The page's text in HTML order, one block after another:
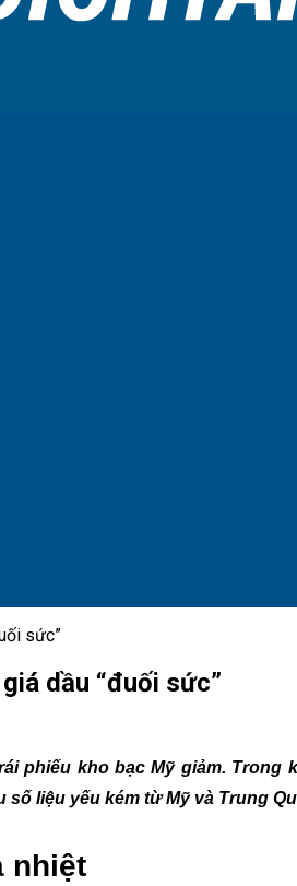
sức”
dầu “đuối sức”
phiếu kho bạc Mỹ giảm.
liệu yếu kém từ Mỹ và Trung
nhiệt